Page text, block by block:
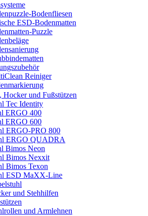
Bodenfliesen
ESD-Bodenmatten
Puzzle
Reiniger
Hocker und Fußstützen
Tec Identity
ERGO 400
ERGO 600
ERGO-PRO 800
ERGO QUADRA
Bimos Neon
Bimos Nexxit
Bimos Texon
ESD MaXX-Line
und Stehhilfen
und Armlehnen